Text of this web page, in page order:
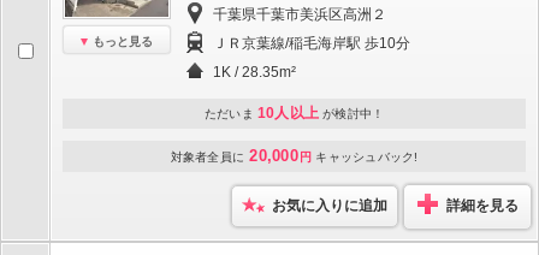
もっと見る
千葉県千葉市美浜区高洲２
ＪＲ京葉線/稲毛海岸駅 歩10分
1K / 28.35m²
ただいま 10人以上 が検討中！
対象者全員に 20,000 円 キャッシュバック!
お気に入りに追加 詳細を見る